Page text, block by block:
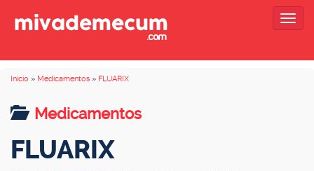
Inicio » Medicamentos » FLUARIX
Medicamentos
FLUARIX